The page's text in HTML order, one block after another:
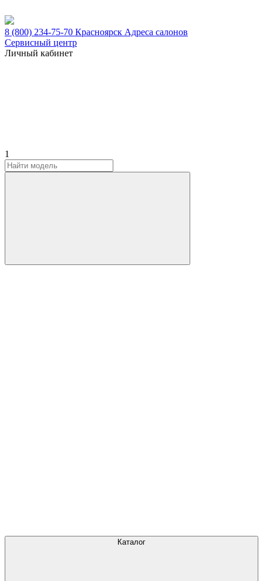
8 (800) 234-75-70 Красноярск Адреса салонов
Сервисный центр
Личный кабинет
1
Каталог